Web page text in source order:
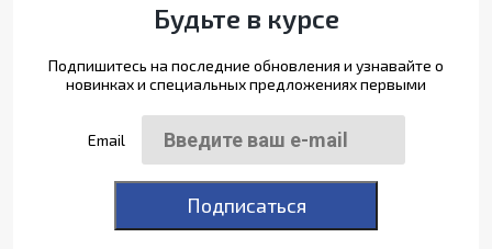
Будьте в курсе
Подпишитесь на последние обновления и узнавайте о
новинках и специальных предложениях первыми
Email
Подписаться